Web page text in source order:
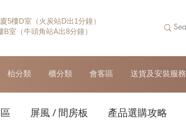
5樓D室（火炭站D出1分鐘）
室（牛頭角站A出8分鐘）
枱分類 櫃分類 會客區 送貨及安裝服務
屏風 / 間房板 產品選購攻略